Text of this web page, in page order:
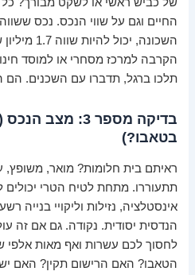
השכונה,
הקרבה למרכז מסחרי או למוסד
תלכו ברגל, תדברו עם השכנים. הם
בדיקה מספר 3:
בטאבו?)
ראיתם בית חלומות? מואר, משופץ,
תתעוררו. מתחת לטיח הטרי
אינסטלציה, נזילות וליקויי בנייה
הנדסית יסודית. נקודה. גם אם זה
לחסוך לכם עשרות ואף מאות אלפי
הטאבו? האם הרישום תקין? האם